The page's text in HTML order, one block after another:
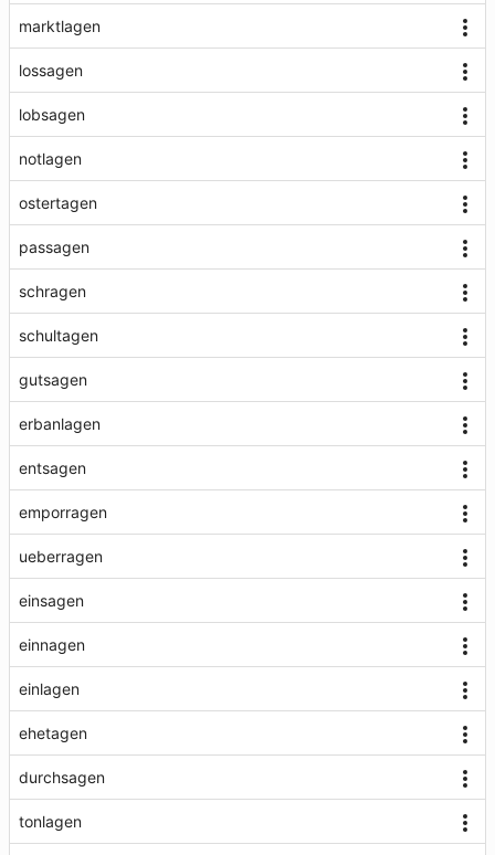
marktlagen
lossagen
lobsagen
notlagen
ostertagen
passagen
schragen
schultagen
gutsagen
erbanlagen
entsagen
emporragen
ueberragen
einsagen
einnagen
einlagen
ehetagen
durchsagen
tonlagen